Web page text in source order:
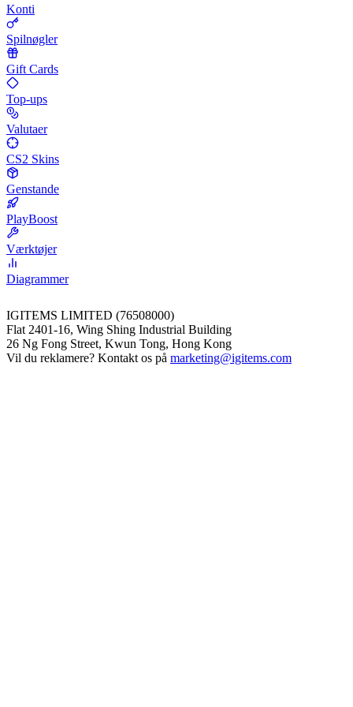
Konti
Spilnøgler
Gift Cards
Top-ups
Valutaer
CS2 Skins
Genstande
PlayBoost
Værktøjer
Diagrammer
IGITEMS LIMITED (76508000)
Flat 2401-16, Wing Shing Industrial Building
26 Ng Fong Street, Kwun Tong, Hong Kong
Vil du reklamere? Kontakt os på marketing@igitems.com